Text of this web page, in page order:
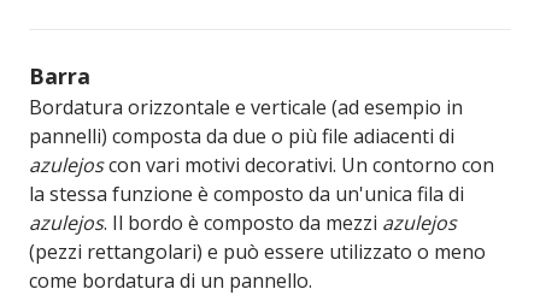
Barra
Bordatura orizzontale e verticale (ad esempio in
pannelli) composta da due o più file adiacenti di
azulejoscon vari motivi decorativi. Un contorno con
la stessa funzione è composto da un'unica fila di
azulejos. Il bordo è composto da mezzi azulejos
(pezzi rettangolari) e può essere utilizzato o meno
come bordatura di un pannello.